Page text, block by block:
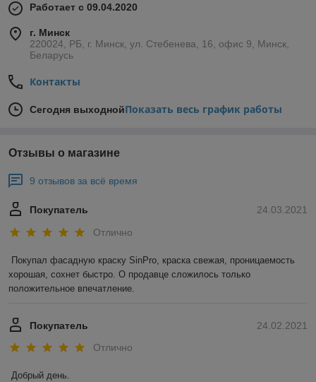
Работает с 09.04.2020
г. Минск
220024, РБ, г. Минск, ул. Стебенева, 16, офис 9, Минск,
Беларусь
Контакты
Сегодня выходнойПоказать весь график работы
Отзывы о магазине
9 отзывов за всё время
24.03.2021
Покупатель
Отлично
Покупал фасадную краску SinPro, краска свежая, проницаемость
хорошая, сохнет быстро. О продавце сложилось только
положительное впечатление.
24.02.2021
Покупатель
Отлично
Добрый день.